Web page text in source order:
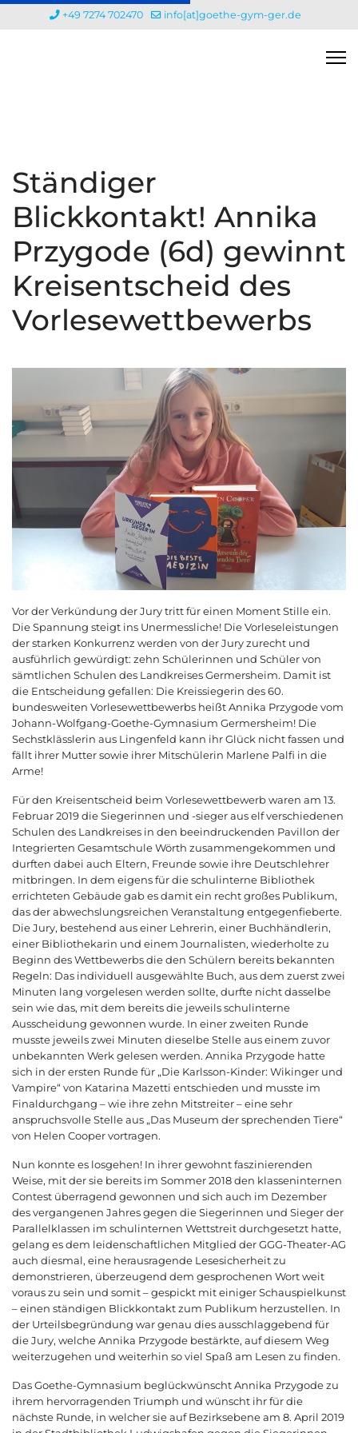
+49 7274 702470 info[at]goethe-gym-ger.de
Ständiger
Blickkontakt! Annika
Przygode (6d) gewinnt
Kreisentscheid des
Vorlesewettbewerbs
Vor der Verkündung der Jury tritt für einen Moment Stille ein.
Die Spannung steigt ins Unermessliche! Die Vorleseleistungen
der starken Konkurrenz werden von der Jury zurecht und
ausführlich gewürdigt: zehn Schülerinnen und Schüler von
sämtlichen Schulen des Landkreises Germersheim. Damit ist
die Entscheidung gefallen: Die Kreissiegerin des 60.
bundesweiten Vorlesewettbewerbs heißt Annika Przygode vom
Johann-Wolfgang-Goethe-Gymnasium Germersheim! Die
Sechstklässlerin aus Lingenfeld kann ihr Glück nicht fassen und
fällt ihrer Mutter sowie ihrer Mitschülerin Marlene Palfi in die
Arme!
Für den Kreisentscheid beim Vorlesewettbewerb waren am 13.
Februar 2019 die Siegerinnen und -sieger aus elf verschiedenen
Schulen des Landkreises in den beeindruckenden Pavillon der
Integrierten Gesamtschule Wörth zusammengekommen und
durften dabei auch Eltern, Freunde sowie ihre Deutschlehrer
mitbringen. In dem eigens für die schulinterne Bibliothek
errichteten Gebäude gab es damit ein recht großes Publikum,
das der abwechslungsreichen Veranstaltung entgegenfieberte.
Die Jury, bestehend aus einer Lehrerin, einer Buchhändlerin,
einer Bibliothekarin und einem Journalisten, wiederholte zu
Beginn des Wettbewerbs die den Schülern bereits bekannten
Regeln: Das individuell ausgewählte Buch, aus dem zuerst zwei
Minuten lang vorgelesen werden sollte, durfte nicht dasselbe
sein wie das, mit dem bereits die jeweils schulinterne
Ausscheidung gewonnen wurde. In einer zweiten Runde
musste jeweils zwei Minuten dieselbe Stelle aus einem zuvor
unbekannten Werk gelesen werden. Annika Przygode hatte
sich in der ersten Runde für „Die Karlsson-Kinder: Wikinger und
Vampire“ von Katarina Mazetti entschieden und musste im
Finaldurchgang – wie ihre zehn Mitstreiter – eine sehr
anspruchsvolle Stelle aus „Das Museum der sprechenden Tiere“
von Helen Cooper vortragen.
Nun konnte es losgehen! In ihrer gewohnt faszinierenden
Weise, mit der sie bereits im Sommer 2018 den klasseninternen
Contest überragend gewonnen und sich auch im Dezember
des vergangenen Jahres gegen die Siegerinnen und Sieger der
Parallelklassen im schulinternen Wettstreit durchgesetzt hatte,
gelang es dem leidenschaftlichen Mitglied der GGG-Theater-AG
auch diesmal, eine herausragende Lesesicherheit zu
demonstrieren, überzeugend dem gesprochenen Wort weit
voraus zu sein und somit – gespickt mit einiger Schauspielkunst
– einen ständigen Blickkontakt zum Publikum herzustellen. In
der Urteilsbegründung war genau dies ausschlaggebend für
die Jury, welche Annika Przygode bestärkte, auf diesem Weg
weiterzugehen und weiterhin so viel Spaß am Lesen zu finden.
Das Goethe-Gymnasium beglückwünscht Annika Przygode zu
ihrem hervorragenden Triumph und wünscht ihr für die
nächste Runde, in welcher sie auf Bezirksebene am 8. April 2019